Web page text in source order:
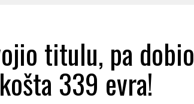
titulu, pa dobio
339 evra!